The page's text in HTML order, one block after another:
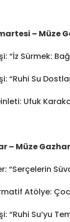
– Müze
“İz Sürmek:
“Ruhi Su Dostlar
Ufuk
– Müze
“Serçelerin
Atölye:
“Ruhi Su’yu